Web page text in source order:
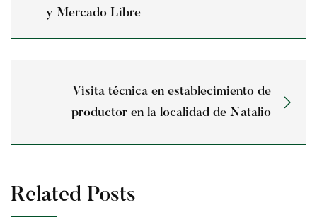
y Mercado Libre
Visita técnica en establecimiento de
productor en la localidad de Natalio
Related Posts